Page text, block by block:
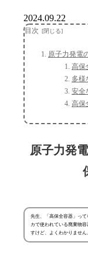
2024.09.22
目次
原子力発電
高保
多様
安全
高保
原子力発
先生、「高保全容器」って
カで使われている廃棄物
すけど、よくわかりません